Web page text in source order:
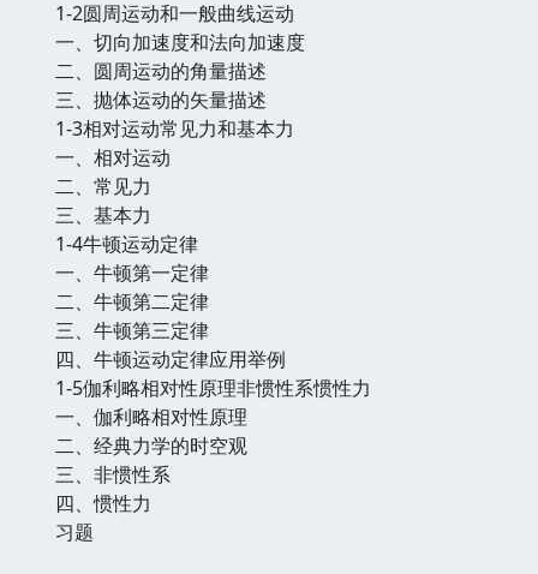
1-2圆周运动和一般曲线运动
一、切向加速度和法向加速度
二、圆周运动的角量描述
三、抛体运动的矢量描述
1-3相对运动常见力和基本力
一、相对运动
二、常见力
三、基本力
1-4牛顿运动定律
一、牛顿第一定律
二、牛顿第二定律
三、牛顿第三定律
四、牛顿运动定律应用举例
1-5伽利略相对性原理非惯性系惯性力
一、伽利略相对性原理
二、经典力学的时空观
三、非惯性系
四、惯性力
习题